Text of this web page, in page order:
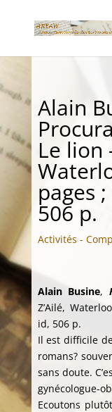
Alain
Le lion
pages
506 p.
Activités -
Alain Busine,
Z’Ailé,
id, 506 p.
Il est difficile
romans?
sans doute.
Ecoutons